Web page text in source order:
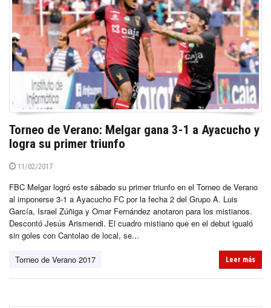
Torneo de Verano: Melgar gana 3-1 a Ayacucho y
logra su primer triunfo
11/02/2017
FBC Melgar logró este sábado su primer triunfo en el Torneo de Verano
al imponerse 3-1 a Ayacucho FC por la fecha 2 del Grupo A. Luis
García, Israel Zúñiga y Omar Fernández anotaron para los mistianos.
Descontó Jesús Arismendi. El cuadro mistiano que en el debut igualó
sin goles con Cantolao de local, se...
Torneo de Verano 2017 Leer más